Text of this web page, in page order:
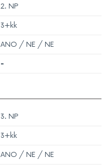
2. NP
3+kk
ANO / NE / NE
-
3. NP
3+kk
ANO / NE / NE